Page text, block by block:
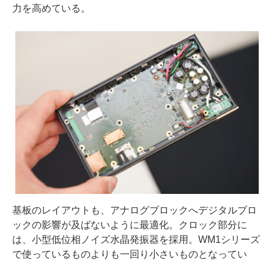
力を高めている。
基板のレイアウトも、アナログブロックへデジタルブロ
ックの影響が及ばないように最適化。クロック部分に
は、小型低位相ノイズ水晶発振器を採用。WM1シリーズ
で使っているものよりも一回り小さいものとなってい